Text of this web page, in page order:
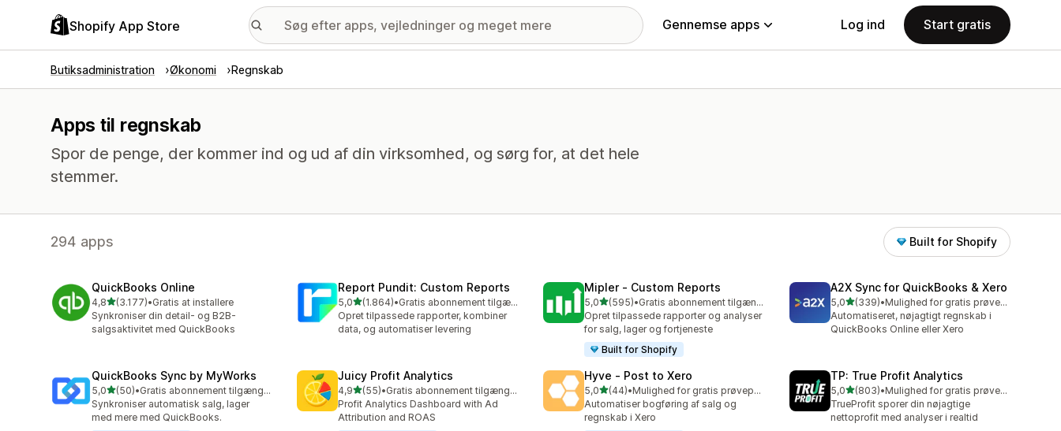
Shopify App Store Gennemse apps Log ind Start gratis
Butiksadministration Økonomi Regnskab
Apps til regnskab
Spor de penge, der kommer ind og ud af din virksomhed, og sørg for, at det hele
stemmer.
294 apps Built for Shopify
QuickBooks Online
4,8ud af 5 stjerner
(3.177)
3177 anmeldelser i alt
•Gratis at installere
Synkroniser din detail- og B2B-
salgsaktivitet med QuickBooks
Report Pundit: Custom Reports
5,0ud af 5 stjerner
(1.864)
1864 anmeldelser i alt
•
Gratis abonnement tilgængeligt
Opret tilpassede rapporter, kombiner
data, og automatiser levering
Mipler ‑ Custom Reports
5,0ud af 5 stjerner
(595)
595 anmeldelser i alt
•
Gratis abonnement tilgængeligt
Opret tilpassede rapporter og analyser
for salg, lager og fortjeneste
Built for Shopify
A2X Sync for QuickBooks & Xero
5,0ud af 5 stjerner
(339)
339 anmeldelser i alt
•
Mulighed for gratis prøveperiode
Automatiseret, nøjagtigt regnskab i
QuickBooks Online eller Xero
QuickBooks Sync by MyWorks
5,0ud af 5 stjerner
(50)
50 anmeldelser i alt
•
Gratis abonnement tilgængeligt
Synkroniser automatisk salg, lager
med mere med QuickBooks.
Juicy Profit Analytics
4,9ud af 5 stjerner
(55)
55 anmeldelser i alt
•
Gratis abonnement tilgængeligt
Profit Analytics Dashboard with Ad
Attribution and ROAS
Hyve ‑ Post to Xero
5,0ud af 5 stjerner
(44)
44 anmeldelser i alt
•
Mulighed for gratis prøveperiode
Automatiser bogføring af salg og
regnskab i Xero
TP: True Profit Analytics
5,0ud af 5 stjerner
(803)
803 anmeldelser i alt
•
Mulighed for gratis prøveperiode
TrueProfit sporer din nøjagtige
nettoprofit med analyser i realtid